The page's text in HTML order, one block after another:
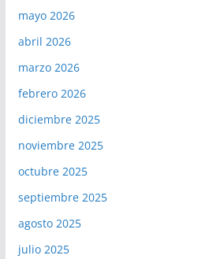
mayo 2026
abril 2026
marzo 2026
febrero 2026
diciembre 2025
noviembre 2025
octubre 2025
septiembre 2025
agosto 2025
julio 2025